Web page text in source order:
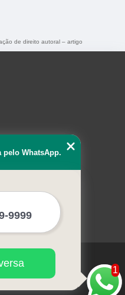
de direito autoral – artigo
1
pelo WhatsApp.